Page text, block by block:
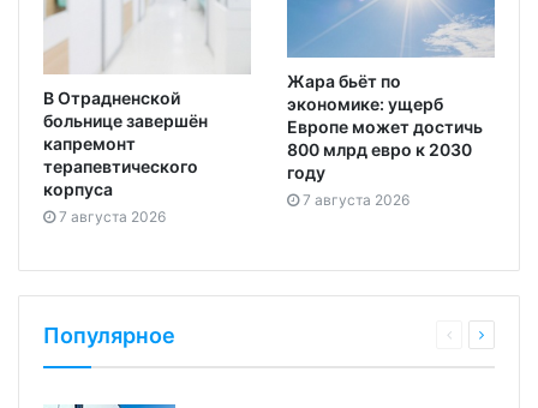
В Отрадненской
больнице завершён
капремонт
терапевтического
корпуса
7 августа 2026
Жара бьёт по
экономике: ущерб
Европе может достичь
800 млрд евро к 2030
году
7 августа 2026
Популярное